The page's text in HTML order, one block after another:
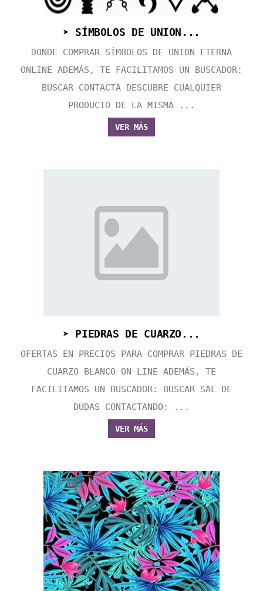
➤ SÍMBOLOS DE UNION...
DONDE COMPRAR SÍMBOLOS DE UNION ETERNA
ONLINE ADEMÁS, TE FACILITAMOS UN BUSCADOR:
BUSCAR CONTACTA DESCUBRE CUALQUIER
PRODUCTO DE LA MISMA ...
VER MÁS
➤ PIEDRAS DE CUARZO...
OFERTAS EN PRECIOS PARA COMPRAR PIEDRAS DE
CUARZO BLANCO ON-LINE ADEMÁS, TE
FACILITAMOS UN BUSCADOR: BUSCAR SAL DE
DUDAS CONTACTANDO: ...
VER MÁS